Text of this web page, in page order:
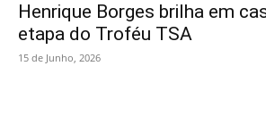
Henrique Borges brilha em
etapa do Troféu TSA
15 de Junho, 2026